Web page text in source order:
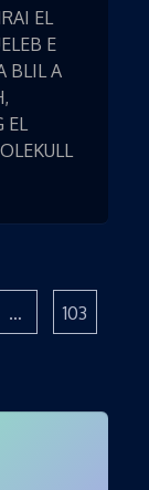
EL
E
BLIL A
EL
… Page
103